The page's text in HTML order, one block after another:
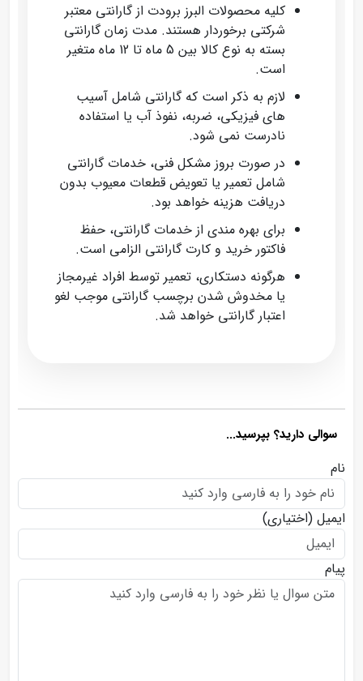
کلیه محصولات البرز برودت از گارانتی معتبر
شرکتی برخوردار هستند. مدت زمان گارانتی
بسته به نوع کالا بین 5 ماه تا 12 ماه متغیر
است.
لازم به ذکر است که گارانتی شامل آسیب‌
های فیزیکی، ضربه، نفوذ آب یا استفاده
نادرست نمی‌ شود.
در صورت بروز مشکل فنی، خدمات گارانتی
شامل تعمیر یا تعویض قطعات معیوب بدون
دریافت هزینه خواهد بود.
برای بهره‌ مندی از خدمات گارانتی، حفظ
فاکتور خرید و کارت گارانتی الزامی است.
هرگونه دستکاری، تعمیر توسط افراد غیرمجاز
یا مخدوش شدن برچسب گارانتی موجب لغو
اعتبار گارانتی خواهد شد.
سوالی دارید؟ بپرسید...
نام
ایمیل (اختیاری)
پیام